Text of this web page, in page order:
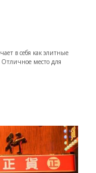
в себя как элитные
место для